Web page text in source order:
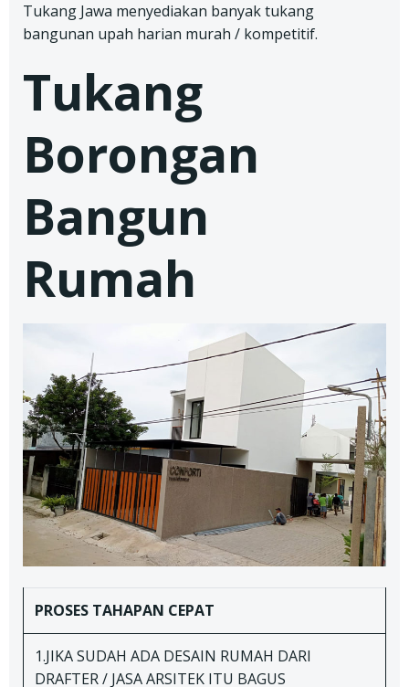
Tukang Jawa menyediakan banyak tukang
bangunan upah harian murah / kompetitif.
Tukang
Borongan
Bangun
Rumah
PROSES TAHAPAN CEPAT
1.JIKA SUDAH ADA DESAIN RUMAH DARI
DRAFTER / JASA ARSITEK ITU BAGUS